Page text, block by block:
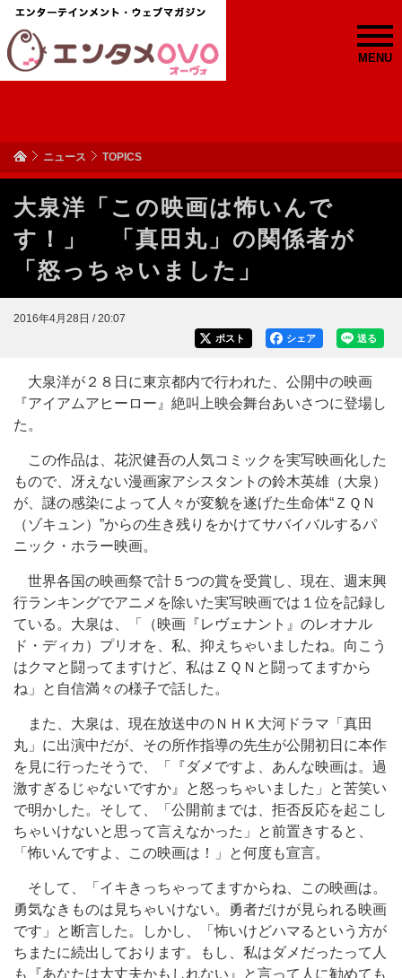
MENU
ニュース TOPICS
大泉洋「この映画は怖いんで
す！」 「真田丸」の関係者が
「怒っちゃいました」
2016年4月28日 / 20:07
送る
シェア
ポスト
大泉洋が２８日に東京都内で行われた、公開中の映画
『アイアムアヒーロー』絶叫上映会舞台あいさつに登場し
た。
この作品は、花沢健吾の人気コミックを実写映画化した
もので、冴えない漫画家アシスタントの鈴木英雄（大泉）
が、謎の感染によって人々が変貌を遂げた生命体“ＺＱＮ
（ゾキュン）”からの生き残りをかけてサバイバルするパ
ニック・ホラー映画。
世界各国の映画祭で計５つの賞を受賞し、現在、週末興
行ランキングでアニメを除いた実写映画では１位を記録し
ている。大泉は、「（映画『レヴェナント』のレオナル
ド・ディカ）プリオを、私、抑えちゃいましたね。向こう
はクマと闘ってますけど、私はＺＱＮと闘ってますから
ね」と自信満々の様子で話した。
また、大泉は、現在放送中のＮＨＫ大河ドラマ「真田
丸」に出演中だが、その所作指導の先生が公開初日に本作
を見に行ったそうで、「『ダメですよ、あんな映画は。過
激すぎるじゃないですか』と怒っちゃいました」と苦笑い
で明かした。そして、「公開前までは、拒否反応を起こし
ちゃいけないと思って言えなかった」と前置きすると、
「怖いんですよ、この映画は！」と何度も宣言。
そして、「イキきっちゃってますからね、この映画は。
勇気なきものは見ちゃいけない。勇者だけが見られる映画
です」と断言した。しかし、「怖いけどハマるという方が
ちまたに続出しております。もし、私はダメだったって人
も『あなたは大丈夫かもしれない』と言って人に勧めても